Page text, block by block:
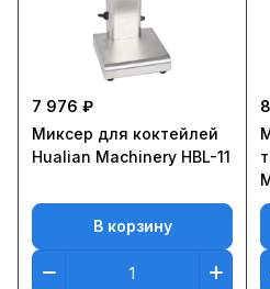
7 976 ₽
Миксер для коктейлей
Hualian Machinery HBL-11
В корзину